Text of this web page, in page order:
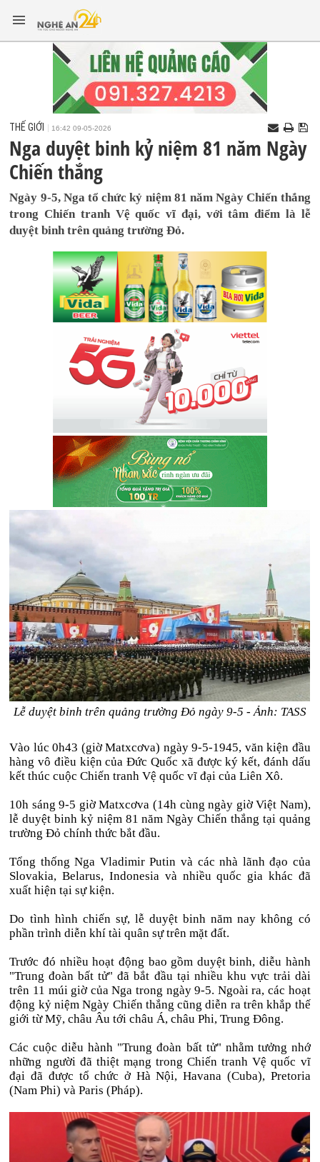
THẾ GIỚI 16:42 09-05-2026
Nga duyệt binh kỷ niệm 81 năm Ngày
Chiến thắng
Ngày 9-5, Nga tổ chức kỷ niệm 81 năm Ngày Chiến thắng
trong Chiến tranh Vệ quốc vĩ đại, với tâm điểm là lễ
duyệt binh trên quảng trường Đỏ.
Lễ duyệt binh trên quảng trường Đỏ ngày 9-5 - Ảnh: TASS
Vào lúc 0h43 (giờ Matxcơva) ngày 9-5-1945, văn kiện đầu
hàng vô điều kiện của Đức Quốc xã được ký kết, đánh dấu
kết thúc cuộc Chiến tranh Vệ quốc vĩ đại của Liên Xô.
10h sáng 9-5 giờ Matxcơva (14h cùng ngày giờ Việt Nam),
lễ duyệt binh kỷ niệm 81 năm Ngày Chiến thắng tại quảng
trường Đỏ chính thức bắt đầu.
Tổng thống Nga Vladimir Putin và các nhà lãnh đạo của
Slovakia, Belarus, Indonesia và nhiều quốc gia khác đã
xuất hiện tại sự kiện.
Do tình hình chiến sự, lễ duyệt binh năm nay không có
phần trình diễn khí tài quân sự trên mặt đất.
Trước đó nhiều hoạt động bao gồm duyệt binh, diễu hành
"Trung đoàn bất tử" đã bắt đầu tại nhiều khu vực trải dài
trên 11 múi giờ của Nga trong ngày 9-5. Ngoài ra, các hoạt
động kỷ niệm Ngày Chiến thắng cũng diễn ra trên khắp thế
giới từ Mỹ, châu Âu tới châu Á, châu Phi, Trung Đông.
Các cuộc diễu hành "Trung đoàn bất tử" nhằm tưởng nhớ
những người đã thiệt mạng trong Chiến tranh Vệ quốc vĩ
đại đã được tổ chức ở Hà Nội, Havana (Cuba), Pretoria
(Nam Phi) và Paris (Pháp).